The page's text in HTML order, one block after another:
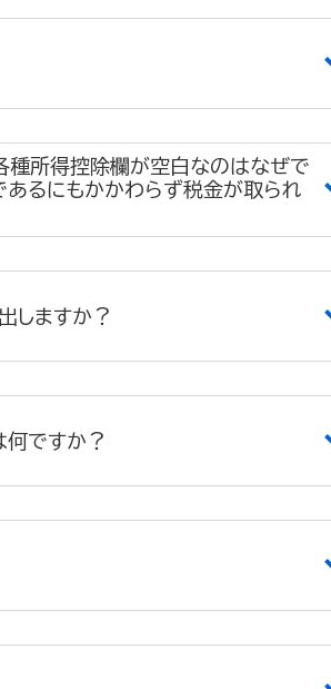
種所得控除欄が空白なのはなぜで
るにもかかわらず税金が取られ
しますか？
ですか？